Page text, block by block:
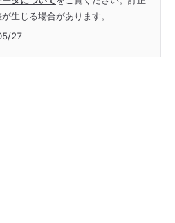
生じる場合があります。
27